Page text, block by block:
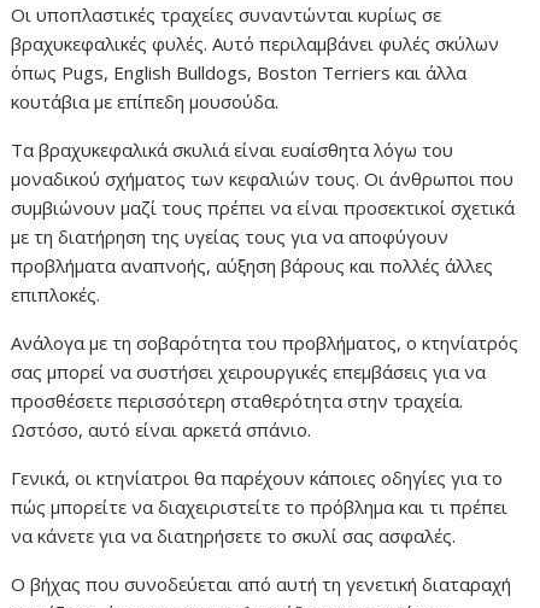
Οι υποπλαστικές τραχείες συναντώνται κυρίως σε
βραχυκεφαλικές φυλές. Αυτό περιλαμβάνει φυλές σκύλων
όπως Pugs, English Bulldogs, Boston Terriers και άλλα
κουτάβια με επίπεδη μουσούδα.
Τα βραχυκεφαλικά σκυλιά είναι ευαίσθητα λόγω του
μοναδικού σχήματος των κεφαλιών τους. Οι άνθρωποι που
συμβιώνουν μαζί τους πρέπει να είναι προσεκτικοί σχετικά
με τη διατήρηση της υγείας τους για να αποφύγουν
προβλήματα αναπνοής, αύξηση βάρους και πολλές άλλες
επιπλοκές.
Ανάλογα με τη σοβαρότητα του προβλήματος, ο κτηνίατρός
σας μπορεί να συστήσει χειρουργικές επεμβάσεις για να
προσθέσετε περισσότερη σταθερότητα στην τραχεία.
Ωστόσο, αυτό είναι αρκετά σπάνιο.
Γενικά, οι κτηνίατροι θα παρέχουν κάποιες οδηγίες για το
πώς μπορείτε να διαχειριστείτε το πρόβλημα και τι πρέπει
να κάνετε για να διατηρήσετε το σκυλί σας ασφαλές.
Ο βήχας που συνοδεύεται από αυτή τη γενετική διαταραχή